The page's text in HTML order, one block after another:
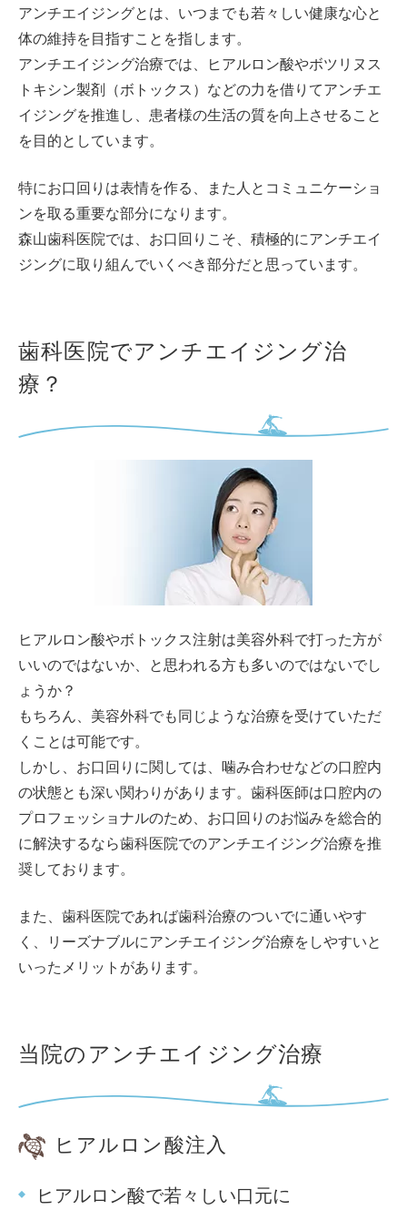
アンチエイジングとは、いつまでも若々しい健康な心と
体の維持を目指すことを指します。
アンチエイジング治療では、ヒアルロン酸やボツリヌス
トキシン製剤（ボトックス）などの力を借りてアンチエ
イジングを推進し、患者様の生活の質を向上させること
を目的としています。
特にお口回りは表情を作る、また人とコミュニケーショ
ンを取る重要な部分になります。
森山歯科医院では、お口回りこそ、積極的にアンチエイ
ジングに取り組んでいくべき部分だと思っています。
歯科医院でアンチエイジング治
療？
ヒアルロン酸やボトックス注射は美容外科で打った方が
いいのではないか、と思われる方も多いのではないでし
ょうか？
もちろん、美容外科でも同じような治療を受けていただ
くことは可能です。
しかし、お口回りに関しては、噛み合わせなどの口腔内
の状態とも深い関わりがあります。歯科医師は口腔内の
プロフェッショナルのため、お口回りのお悩みを総合的
に解決するなら歯科医院でのアンチエイジング治療を推
奨しております。
また、歯科医院であれば歯科治療のついでに通いやす
く、リーズナブルにアンチエイジング治療をしやすいと
いったメリットがあります。
当院のアンチエイジング治療
ヒアルロン酸注入
ヒアルロン酸で若々しい口元に